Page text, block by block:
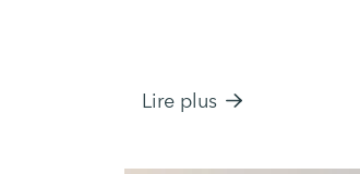
Lire plus